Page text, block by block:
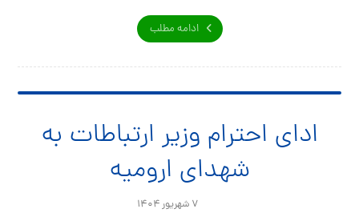
ادامه مطلب
ادای احترام وزیر ارتباطات به
شهدای ارومیه
۷ شهریور ۱۴۰۴